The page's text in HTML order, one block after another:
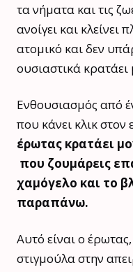
τα νήματα και τις
ανοίγει και κλείνει
ατομικό και δεν
ουσιαστικά κρατάει
Ενθουσιασμός από
που κάνει κλικ στον
έρωτας κρατάει
που ζουμάρεις
χαμόγελο και το
παραπάνω.
Αυτό είναι ο
στιγμούλα στην